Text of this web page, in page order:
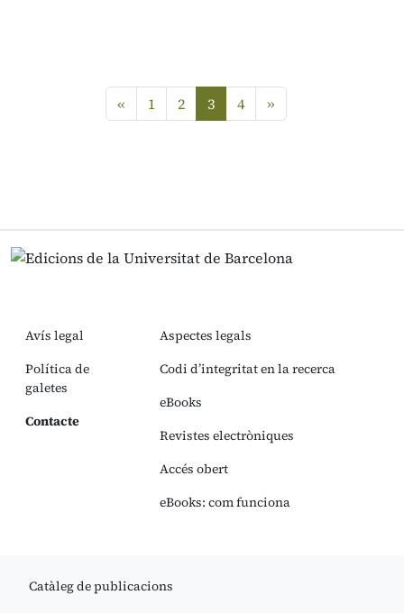
« Anterior
1 2
3
4 »
Avís legal
Política de
galetes
Contacte
Aspectes legals
Codi d’integritat en la recerca
eBooks
Revistes electròniques
Accés obert
eBooks: com funciona
Catàleg de publicacions